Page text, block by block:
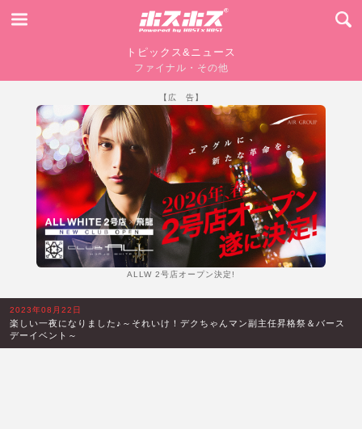
トピックス&ニュース
ファイナル・その他
【広 告】
ALLW 2号店オープン決定!
2023年08月22日
楽しい一夜になりました♪～それいけ！デクちゃんマン副主任昇格祭＆バース
デーイベント～